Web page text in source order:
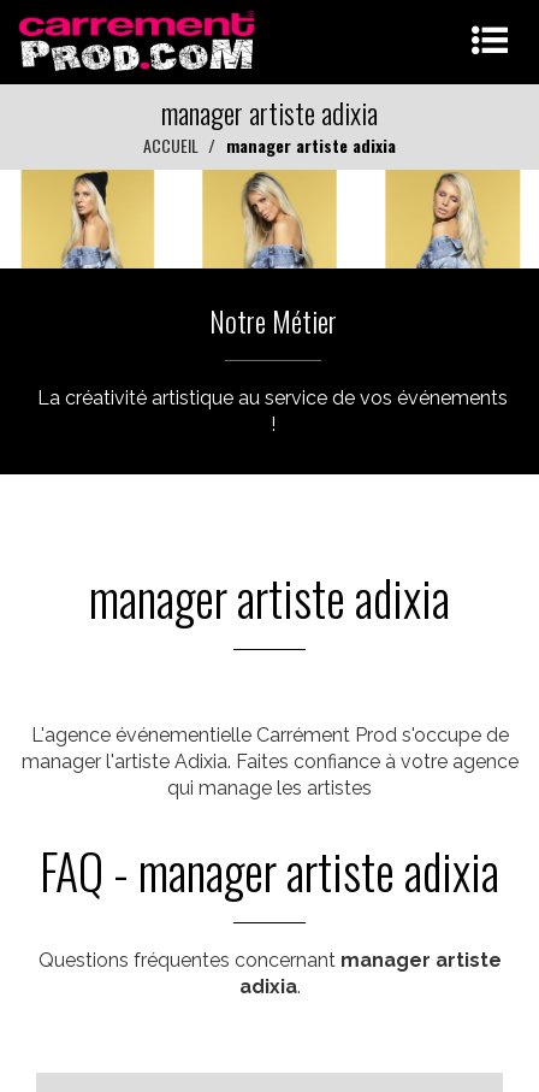
manager artiste adixia
ACCUEIL manager artiste adixia
Notre Métier
La créativité artistique au service de vos événements
!
manager artiste adixia
L'agence événementielle Carrément Prod s'occupe de
manager l'artiste Adixia. Faites confiance à votre agence
qui manage les artistes
FAQ - manager artiste adixia
Questions fréquentes concernant manager artiste
adixia.